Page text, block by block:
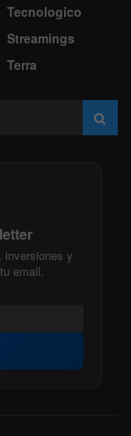
Tecnologico
Streamings
Terra
inversiones y
email.